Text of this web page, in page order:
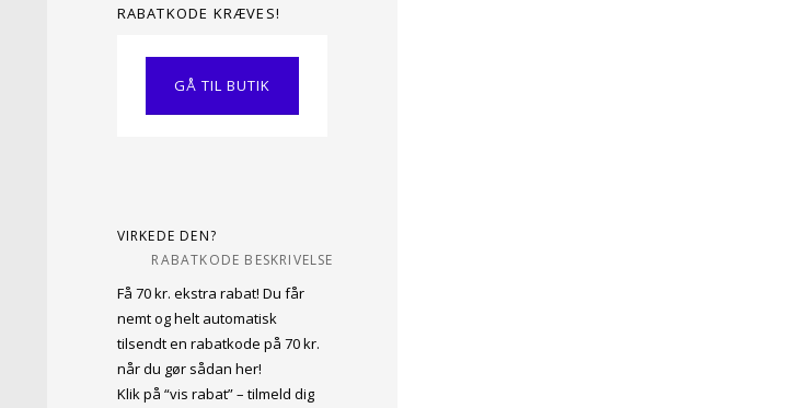
RABATKODE KRÆVES!
GÅ TIL BUTIK
VIRKEDE DEN?
RABATKODE BESKRIVELSE
Få 70 kr. ekstra rabat! Du får
nemt og helt automatisk
tilsendt en rabatkode på 70 kr.
når du gør sådan her!
Klik på “vis rabat” – tilmeld dig